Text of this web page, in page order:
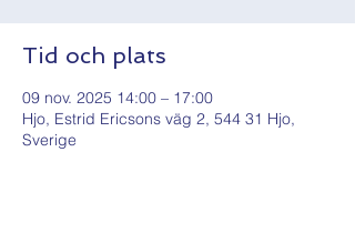
Tid och plats
09 nov. 2025 14:00 – 17:00
Hjo, Estrid Ericsons väg 2, 544 31 Hjo,
Sverige